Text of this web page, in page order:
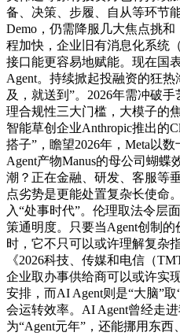
备、决策、步履、自从等环节
Demo，仍需降服几大焦点挑
程加快，企业旧有消息化系统
接口能更容易地赋能。现在国
Agent。持续掀起投融资的狂
及，就送到”。2026年需冲破
理合规性三大门槛，大模子的
智能草创企业Anthropic推出的
搭子”，瞻望2026年，Meta以
Agent产物Manus的母公司蝴蝶
潮？正在金融、研发、客服等
点劣势是更能处置复杂长使命
入“处事时代”。伦理取法令层
策通明度。只要当Agent创制
时，它不只可以或许理解复杂
《2026科技、传媒和电信（
企业取办事供给商可以或许实
安排，而AI Agent则是“大脑”
会运转效率。AI Agent曾经走
为“Agent元年”，还能挪用东